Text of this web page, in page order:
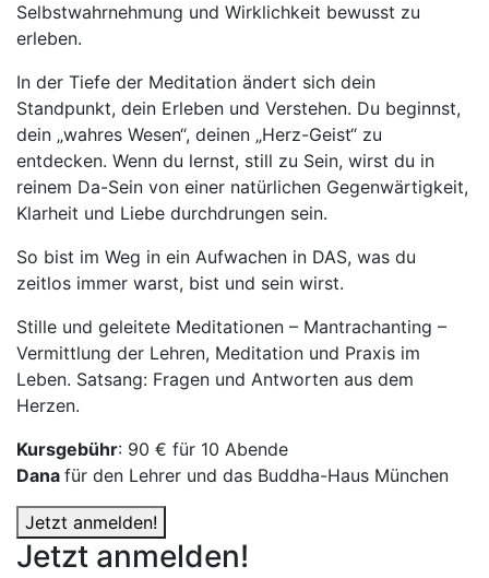
Selbstwahrnehmung und Wirklichkeit bewusst zu
erleben.
In der Tiefe der Meditation ändert sich dein
Standpunkt, dein Erleben und Verstehen. Du beginnst,
dein „wahres Wesen“, deinen „Herz-Geist“ zu
entdecken. Wenn du lernst, still zu Sein, wirst du in
reinem Da-Sein von einer natürlichen Gegenwärtigkeit,
Klarheit und Liebe durchdrungen sein.
So bist im Weg in ein Aufwachen in DAS, was du
zeitlos immer warst, bist und sein wirst.
Stille und geleitete Meditationen – Mantrachanting –
Vermittlung der Lehren, Meditation und Praxis im
Leben. Satsang: Fragen und Antworten aus dem
Herzen.
Kursgebühr: 90 € für 10 Abende
Dana für den Lehrer und das Buddha-Haus München
Jetzt anmelden!
Jetzt anmelden!